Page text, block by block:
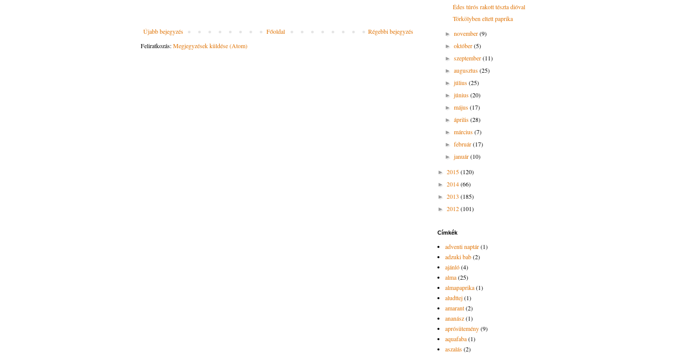
Újabb bejegyzés Régebbi bejegyzés
Főoldal
Feliratkozás:Megjegyzések küldése (Atom)
Édes túrós rakott tészta dióval
Törkölyben eltett paprika
►november(9)
►október(5)
►szeptember(11)
►augusztus(25)
►július(25)
►június(20)
►május(17)
►április(28)
►március(7)
►február(17)
►január(10)
► 2015(120)
► 2014(66)
► 2013 (185)
► 2012(101)
Címkék
adventi naptár(1)
adzuki bab(2)
ajánló(4)
alma(25)
almapaprika(1)
aludttej(1)
amarant(2)
ananász(1)
aprósütemény(9)
aquafaba(1)
aszalás(2)